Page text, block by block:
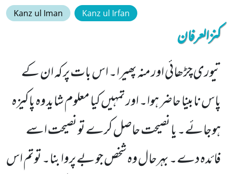
Kanz ul Iman Kanz ul Irfan
کنزالعرفان
تیوری چڑھائی اور منہ پھیرا۔ اس بات پر کہ ان کے
پاس نابینا حاضر ہوا۔ اور تمہیں کیا معلوم شاید وہ پاکیزہ
ہوجائے۔ یا نصیحت حاصل کرے تو نصیحت اسے
فائدہ دے۔ بہرحال وہ شخص جو بے پروا بنا۔ توتم اس